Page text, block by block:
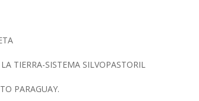
TIERRA-SISTEMA SILVOPASTORIL
PARAGUAY.